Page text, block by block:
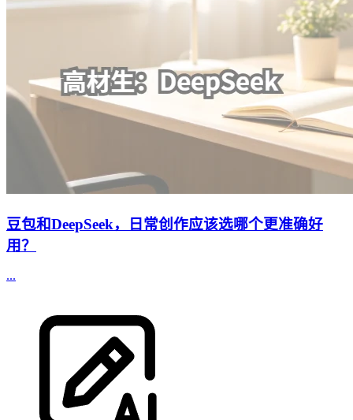
豆包和DeepSeek，日常创作应该选哪个更准确好
用？
...